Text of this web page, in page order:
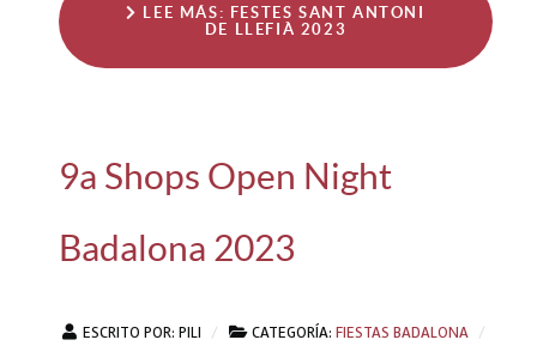
LEE MÁS: FESTES SANT ANTONI
DE LLEFIÀ 2023
9a Shops Open Night
Badalona 2023
ESCRITO POR: PILI CATEGORÍA: FIESTAS BADALONA